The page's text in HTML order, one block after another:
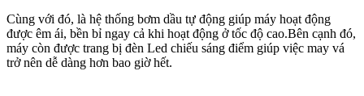
Cùng với đó, là hệ thống bơm dầu tự động giúp máy hoạt động
được êm ái, bền bỉ ngay cả khi hoạt động ở tốc độ cao.Bên cạnh đó,
máy còn được trang bị đèn Led chiếu sáng điểm giúp việc may vá
trở nên dễ dàng hơn bao giờ hết.